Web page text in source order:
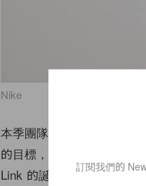
Nike
本季團隊從「可拆解」的
的目標，以往回收鞋子的
Link 的誕生不只可以減少
訂閱我們的